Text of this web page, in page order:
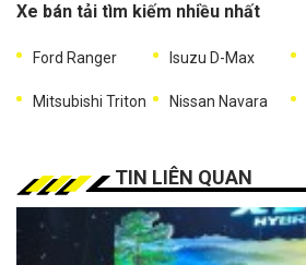
Xe bán tải tìm kiếm nhiều nhất
Ford Ranger Isuzu D-Max
Mitsubishi Triton Nissan Navara
TIN LIÊN QUAN